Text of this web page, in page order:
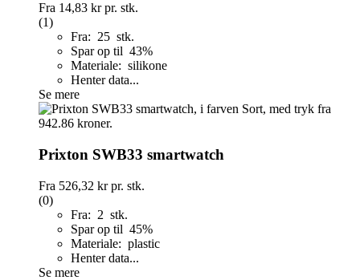
Fra 14,83 krpr. stk.
(1)
Fra: 25 stk.
Spar op til 43%
Materiale: silikone
Henter data...
Se mere
Prixton SWB33 smartwatch
Fra 526,32 krpr. stk.
(0)
Fra: 2 stk.
Spar op til 45%
Materiale: plastic
Henter data...
Se mere